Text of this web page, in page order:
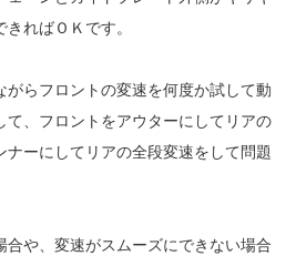
ればＯＫです。
がらフロントの変速を何度か試して動
て、フロントをアウターにしてリアの
ナーにしてリアの全段変速をして問題
合や、変速がスムーズにできない場合